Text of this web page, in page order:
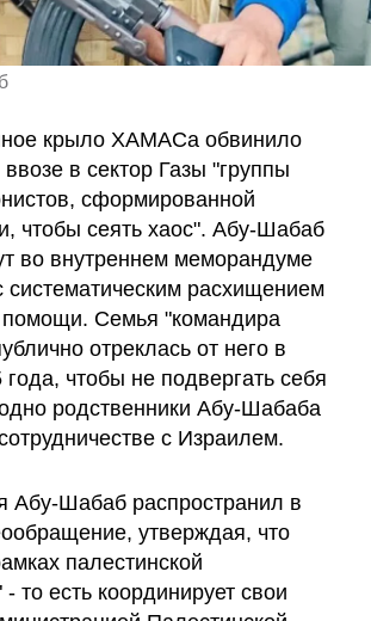
крыло ХАМАСа обвинило
в сектор Газы "группы
сформированной
чтобы сеять хаос". Абу-Шабаб
во внутреннем меморандуме
расхищением
помощи. Семья "командира
отреклась от него в
чтобы не подвергать себя
родственники Абу-Шабаба
с Израилем.
Абу-Шабаб распространил в
утверждая, что
палестинской
то есть координирует свои